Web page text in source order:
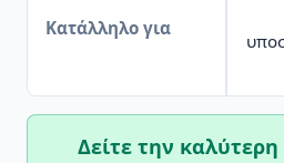
Κατάλληλο για
Δείτε την